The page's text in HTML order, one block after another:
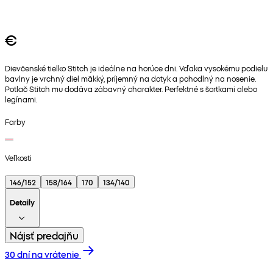
€
Dievčenské tielko Stitch je ideálne na horúce dni. Vďaka vysokému podielu
bavlny je vrchný diel mäkký, príjemný na dotyk a pohodlný na nosenie.
Potlač Stitch mu dodáva zábavný charakter. Perfektné s šortkami alebo
legínami.
Farby
Veľkosti
146/152 158/164 170
134/140
Detaily
Nájsť predajňu
30 dní na vrátenie